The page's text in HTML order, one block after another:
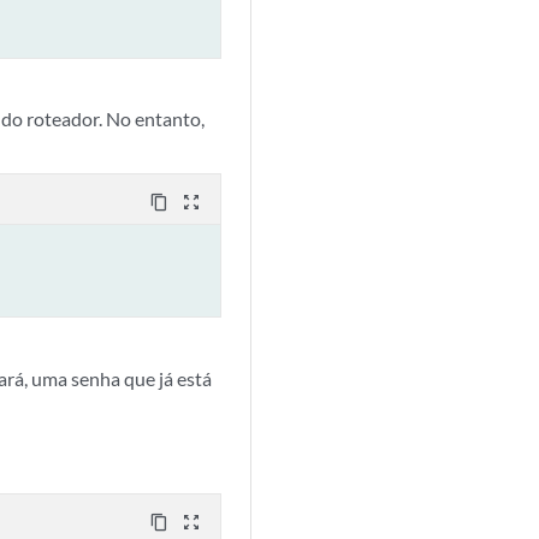
roteador. No entanto,
content_copy zoom_out_map
uma senha que já está
content_copy zoom_out_map